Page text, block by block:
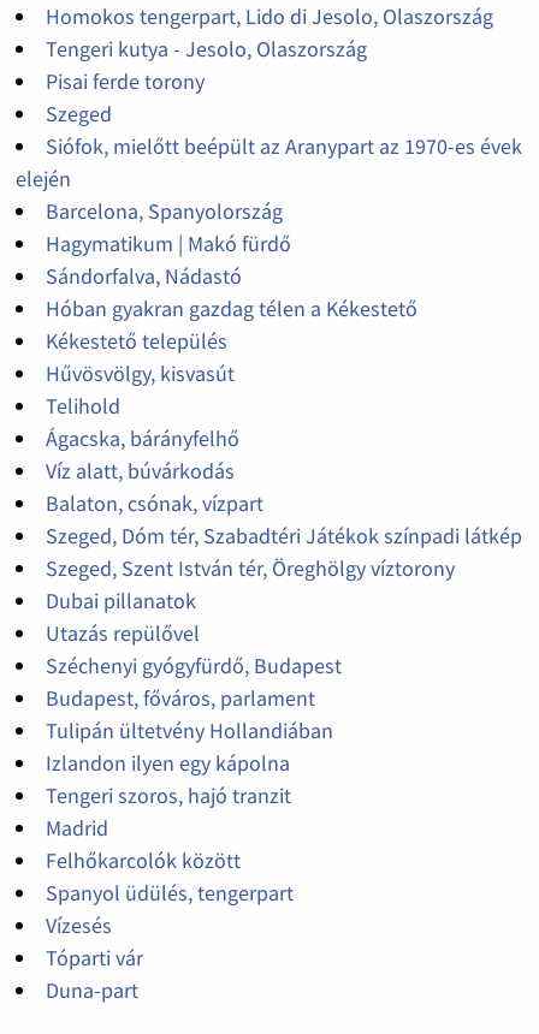
Homokos tengerpart, Lido di Jesolo, Olaszország
Tengeri kutya - Jesolo, Olaszország
Pisai ferde torony
Szeged
Siófok, mielőtt beépült az Aranypart az 1970-es évek
elején
Barcelona, Spanyolország
Hagymatikum | Makó fürdő
Sándorfalva, Nádastó
Hóban gyakran gazdag télen a Kékestető
Kékestető település
Hűvösvölgy, kisvasút
Telihold
Ágacska, bárányfelhő
Víz alatt, búvárkodás
Balaton, csónak, vízpart
Szeged, Dóm tér, Szabadtéri Játékok színpadi látkép
Szeged, Szent István tér, Öreghölgy víztorony
Dubai pillanatok
Utazás repülővel
Széchenyi gyógyfürdő, Budapest
Budapest, főváros, parlament
Tulipán ültetvény Hollandiában
Izlandon ilyen egy kápolna
Tengeri szoros, hajó tranzit
Madrid
Felhőkarcolók között
Spanyol üdülés, tengerpart
Vízesés
Tóparti vár
Duna-part